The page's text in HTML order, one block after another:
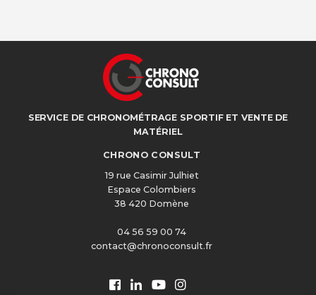
SERVICE DE CHRONOMÉTRAGE SPORTIF ET VENTE DE
MATÉRIEL
CHRONO CONSULT
19 rue Casimir Julhiet
Espace Colombiers
38 420 Domène
04 56 59 00 74
contact@chronoconsult.fr